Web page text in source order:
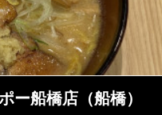
ー船橋店（船橋）